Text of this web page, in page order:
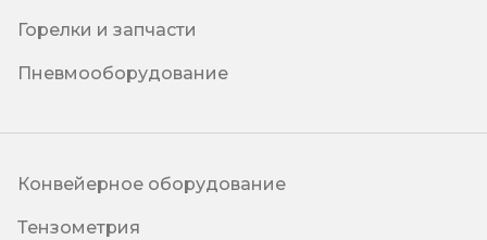
Горелки и запчасти
Пневмооборудование
Конвейерное оборудование
Тензометрия